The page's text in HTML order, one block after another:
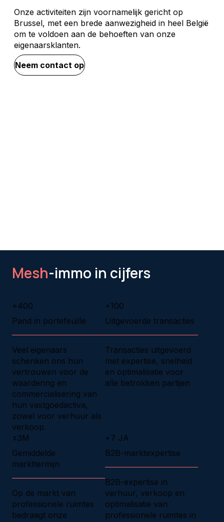
Onze activiteiten zijn voornamelijk gericht op
Brussel, met een brede aanwezigheid in heel België
om te voldoen aan de behoeften van onze
eigenaarsklanten.
Neem contact op
Mesh-immo in cijfers
+400
Pand in portefeuille
Veel eigenaars
schenken ons hun
vertrouwen voor de
waardering en
commercialisering van
hun vastgoedactiva,
zowel voor verhuur als
verkoop.
+100
Uitgevoerde transacties
Transacties uitgevoerd
met expertise, snelheid
en optimalisatie voor
alle betrokken partijen
±3M
Gemiddelde
markttermijn
Op de markt van
professionele ruimtes
bedraagt onze
+7 JA
B2B-marktexpertise
B2B-expertise in
verhuur, verkoop en
optimalisatie van
professionele ruimtes in